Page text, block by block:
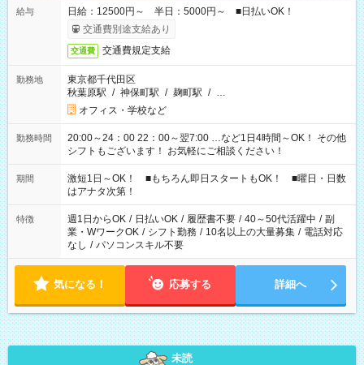
給与
日給：12500円～ 半日：5000円～ ■日払いOK！
交通費別途支給あり
交通費 交通費規定支給
勤務地
東京都千代田区
秋葉原駅 / 神保町駅 / 麹町駅 / …
オフィス・学校など
勤務時間
20:00～24：00 22：00～翌7:00 …など1日4時間～OK！ その他
シフトもございます！ お気軽にご相談ください！
期間
激短1日～OK！ ■もちろん即日スタートもOK！ ■曜日・日数
はアナタ次第！
特徴 週1日からOK / 日払いOK / 履歴書不要 / 40～50代活躍中 / 副
業・WワークOK / シフト勤務 / 10名以上の大量募集 / 電話対応
なし / パソコンスキル不要
気になる！ 応募する 詳細へ
未読